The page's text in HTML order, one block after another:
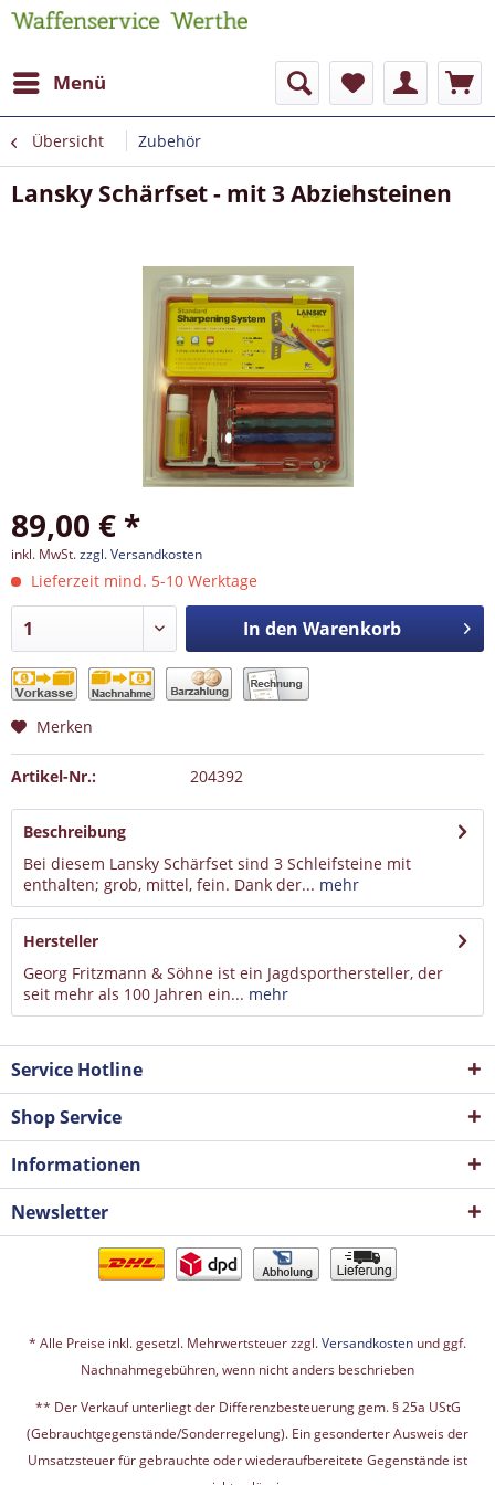
Menü
Übersicht Zubehör
Lansky Schärfset - mit 3 Abziehsteinen
89,00 € *
inkl. MwSt.zzgl. Versandkosten
Lieferzeit mind. 5-10 Werktage
In den Warenkorb
Merken
Artikel-Nr.: 204392
Beschreibung
Bei diesem Lansky Schärfset sind 3 Schleifsteine mit
enthalten; grob, mittel, fein. Dank der... mehr
Hersteller
Georg Fritzmann & Söhne ist ein Jagdsporthersteller, der
seit mehr als 100 Jahren ein... mehr
Service Hotline
Shop Service
Informationen
Newsletter
* Alle Preise inkl. gesetzl. Mehrwertsteuer zzgl.Versandkosten und ggf.
Nachnahmegebühren, wenn nicht anders beschrieben
** Der Verkauf unterliegt der Differenzbesteuerung gem. § 25a UStG
(Gebrauchtgegenstände/Sonderregelung). Ein gesonderter Ausweis der
Umsatzsteuer für gebrauchte oder wiederaufbereitete Gegenstände ist